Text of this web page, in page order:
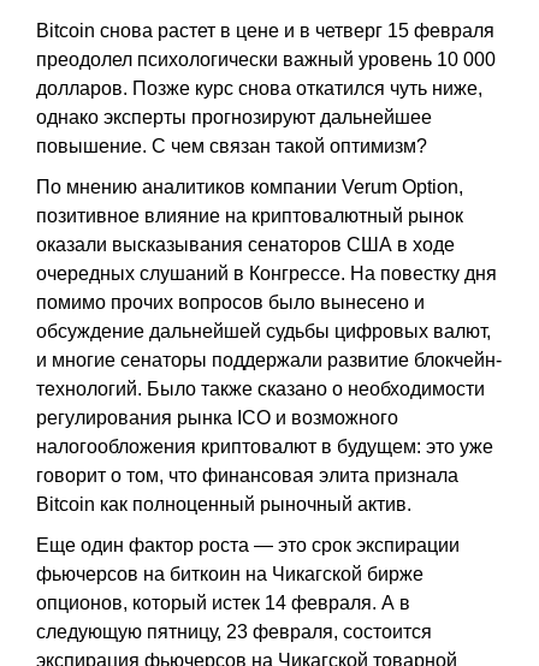
Bitcoin снова растет в цене и в четверг 15 февраля
преодолел психологически важный уровень 10 000
долларов. Позже курс снова откатился чуть ниже,
однако эксперты прогнозируют дальнейшее
повышение. С чем связан такой оптимизм?
По мнению аналитиков компании Verum Option,
позитивное влияние на криптовалютный рынок
оказали высказывания сенаторов США в ходе
очередных слушаний в Конгрессе. На повестку дня
помимо прочих вопросов было вынесено и
обсуждение дальнейшей судьбы цифровых валют,
и многие сенаторы поддержали развитие блокчейн-
технологий. Было также сказано о необходимости
регулирования рынка ICO и возможного
налогообложения криптовалют в будущем: это уже
говорит о том, что финансовая элита признала
Bitcoin как полноценный рыночный актив.
Еще один фактор роста — это срок экспирации
фьючерсов на биткоин на Чикагской бирже
опционов, который истек 14 февраля. А в
следующую пятницу, 23 февраля, состоится
экспирация фьючерсов на Чикагской товарной